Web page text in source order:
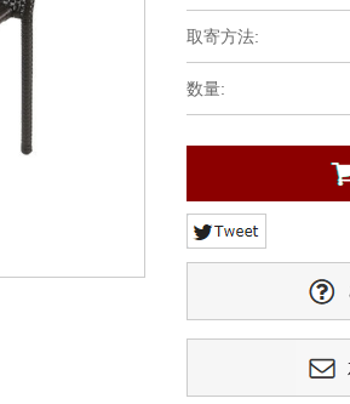
取寄方法:
数量: